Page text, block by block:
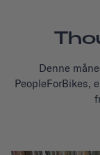
Denne
PeopleForBikes,